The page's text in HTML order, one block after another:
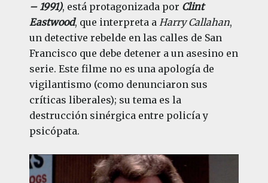
– 1991), está protagonizada por Clint
Eastwood, que interpreta a Harry Callahan,
un detective rebelde en las calles de San
Francisco que debe detener a un asesino en
serie. Este filme no es una apología de
vigilantismo (como denunciaron sus
críticas liberales); su tema es la
destrucción sinérgica entre policía y
psicópata.